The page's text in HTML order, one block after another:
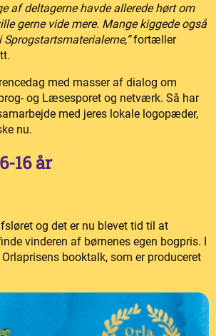
af deltagerne havde allerede hørt om
gerne vide mere. Mange kiggede også
fortæller
med masser af dialog om
og Læsesporet og netværk. Så har
med jeres lokale logopæder,
nu.
16 år
og det er nu blevet tid til at
vinderen af børnenes egen bogpris. I
booktalk, som er produceret